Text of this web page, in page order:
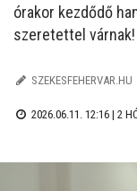
órakor kezdődő
szeretettel várnak!
SZEKESFEHERVAR.HU
2026.06.11. 12:16 | 2